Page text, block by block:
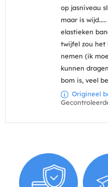
op jasniveau
maar is
elastieken
twijfel zou het
nemen (ik
kunnen
bom is, veel
Origineel